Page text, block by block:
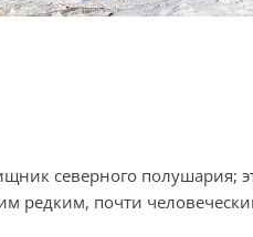
северного полушария;
редким, почти